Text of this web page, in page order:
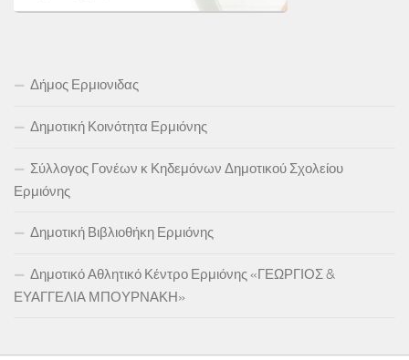
Δήμος Ερμιονιδας
Δημοτική Κοινότητα Ερμιόνης
Σύλλογος Γονέων κ Κηδεμόνων Δημοτικού Σχολείου
Ερμιόνης
Δημοτική Βιβλιοθήκη Ερμιόνης
Δημοτικό Αθλητικό Κέντρο Ερμιόνης «ΓΕΩΡΓΙΟΣ &
ΕΥΑΓΓΕΛΙΑ ΜΠΟΥΡΝΑΚΗ»